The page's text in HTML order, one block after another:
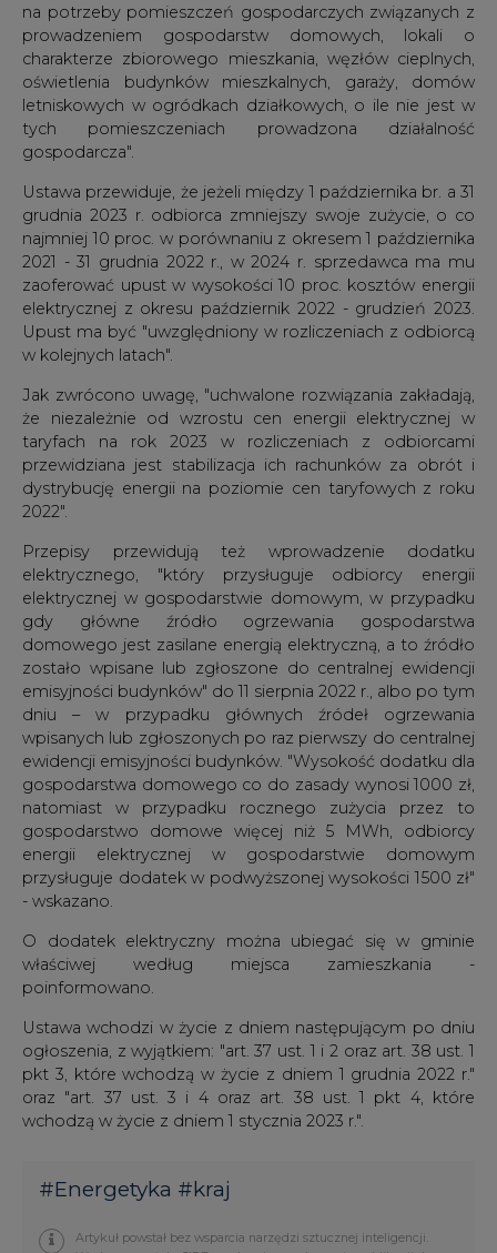
na potrzeby pomieszczeń gospodarczych związanych z
prowadzeniem gospodarstw domowych, lokali o
charakterze zbiorowego mieszkania, węzłów cieplnych,
oświetlenia budynków mieszkalnych, garaży, domów
letniskowych w ogródkach działkowych, o ile nie jest w
tych pomieszczeniach prowadzona działalność
gospodarcza".
Ustawa przewiduje, że jeżeli między 1 października br. a 31
grudnia 2023 r. odbiorca zmniejszy swoje zużycie, o co
najmniej 10 proc. w porównaniu z okresem 1 października
2021 - 31 grudnia 2022 r., w 2024 r. sprzedawca ma mu
zaoferować upust w wysokości 10 proc. kosztów energii
elektrycznej z okresu październik 2022 - grudzień 2023.
Upust ma być "uwzględniony w rozliczeniach z odbiorcą
w kolejnych latach".
Jak zwrócono uwagę, "uchwalone rozwiązania zakładają,
że niezależnie od wzrostu cen energii elektrycznej w
taryfach na rok 2023 w rozliczeniach z odbiorcami
przewidziana jest stabilizacja ich rachunków za obrót i
dystrybucję energii na poziomie cen taryfowych z roku
2022".
Przepisy przewidują też wprowadzenie dodatku
elektrycznego, "który przysługuje odbiorcy energii
elektrycznej w gospodarstwie domowym, w przypadku
gdy główne źródło ogrzewania gospodarstwa
domowego jest zasilane energią elektryczną, a to źródło
zostało wpisane lub zgłoszone do centralnej ewidencji
emisyjności budynków" do 11 sierpnia 2022 r., albo po tym
dniu – w przypadku głównych źródeł ogrzewania
wpisanych lub zgłoszonych po raz pierwszy do centralnej
ewidencji emisyjności budynków. "Wysokość dodatku dla
gospodarstwa domowego co do zasady wynosi 1000 zł,
natomiast w przypadku rocznego zużycia przez to
gospodarstwo domowe więcej niż 5 MWh, odbiorcy
energii elektrycznej w gospodarstwie domowym
przysługuje dodatek w podwyższonej wysokości 1500 zł"
- wskazano.
O dodatek elektryczny można ubiegać się w gminie
właściwej według miejsca zamieszkania -
poinformowano.
Ustawa wchodzi w życie z dniem następującym po dniu
ogłoszenia, z wyjątkiem: "art. 37 ust. 1 i 2 oraz art. 38 ust. 1
pkt 3, które wchodzą w życie z dniem 1 grudnia 2022 r."
oraz "art. 37 ust. 3 i 4 oraz art. 38 ust. 1 pkt 4, które
wchodzą w życie z dniem 1 stycznia 2023 r.".
#Energetyka #kraj
Artykuł powstał bez wsparcia narzędzi sztucznej inteligencji.